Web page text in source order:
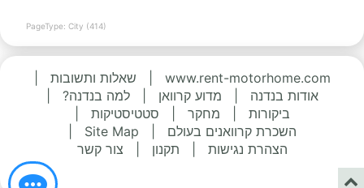
PageType: City (414)
www.rent-motorhome.com שאלות ותשובות
אודות בנדנה
מדוע קרוואן למה בנדנה?
ביקורות
מחקר סטטיסטיקות
השכרת קרוואנים בעולם
Site Map
הצהרת נגישות
תקנון צור קשר